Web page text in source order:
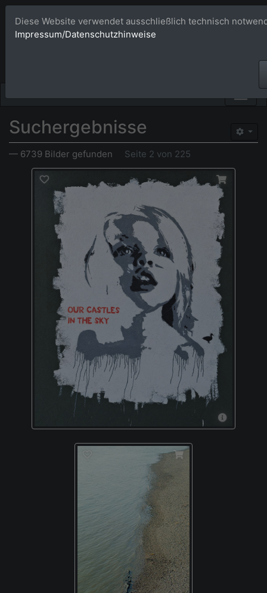
Bildagentur
Suchergebnisse
— 6739 Bilder gefunden Seite 2 von 225
Diese Website verwendet ausschließlich technisch
Impressum/Datenschutzhinweise